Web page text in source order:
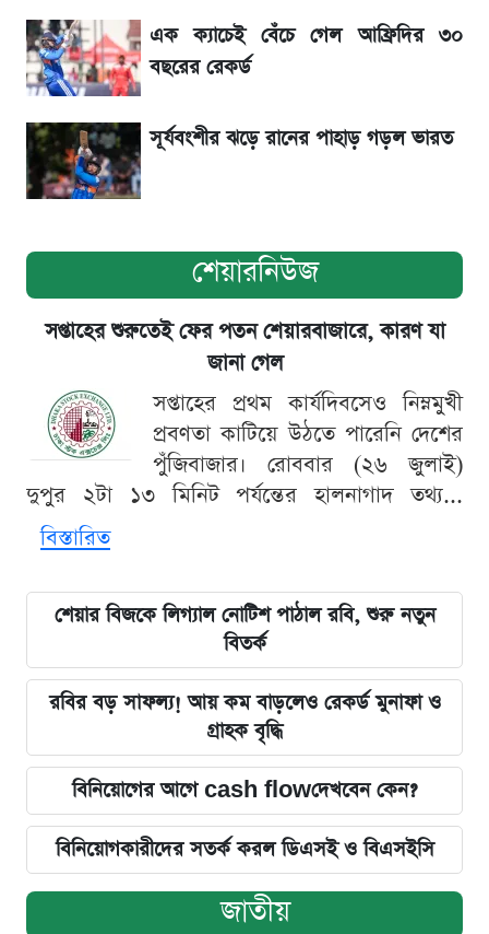
শেখ হাসিনার বক্তব্য ঘিরে ভারতকে কড়া বার্তা
বাংলাদেশের
এক ক্যাচেই বেঁচে গেল আফ্রিদির ৩০
বছরের রেকর্ড
সূর্যবংশীর ঝড়ে রানের পাহাড় গড়ল ভারত
শেয়ারনিউজ
সপ্তাহের শুরুতেই ফের পতন শেয়ারবাজারে, কারণ যা
জানা গেল
সপ্তাহের প্রথম কার্যদিবসেও নিম্নমুখী
প্রবণতা কাটিয়ে উঠতে পারেনি দেশের
পুঁজিবাজার। রোববার (২৬ জুলাই)
দুপুর ২টা ১৩ মিনিট পর্যন্তের হালনাগাদ তথ্য...
বিস্তারিত
শেয়ার বিজকে লিগ্যাল নোটিশ পাঠাল রবি, শুরু নতুন
বিতর্ক
রবির বড় সাফল্য! আয় কম বাড়লেও রেকর্ড মুনাফা ও
গ্রাহক বৃদ্ধি
বিনিয়োগের আগে cash flowদেখবেন কেন?
বিনিয়োগকারীদের সতর্ক করল ডিএসই ও বিএসইসি
জাতীয়